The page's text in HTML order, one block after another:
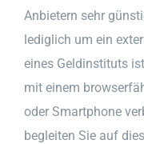
Anbietern sehr
lediglich um ein
eines Geldinstituts
mit einem
oder Smartphone
begleiten Sie auf